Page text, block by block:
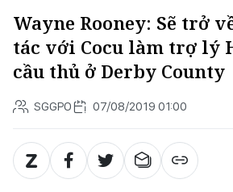
Wayne Rooney: Sẽ trở
tác với Cocu làm trợ lý
cầu thủ ở Derby County
SGGPO 07/08/2019 01:00